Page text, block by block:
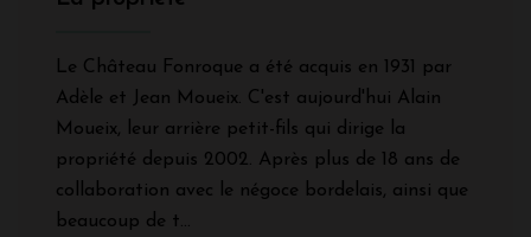
Le Château Fonroque a été acquis en 1931 par
Adèle et Jean Moueix. C'est aujourd'hui Alain
Moueix, leur arrière petit-fils qui dirige la
propriété depuis 2002. Après plus de 18 ans de
collaboration avec le négoce bordelais, ainsi que
beaucoup de t...